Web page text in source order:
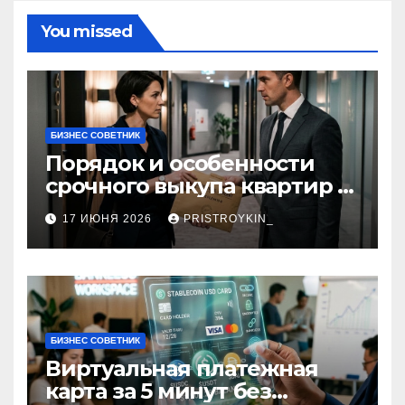
You missed
БИЗНЕС СОВЕТНИК
Порядок и особенности
срочного выкупа квартир в
срок 1–3 дня
17 ИЮНЯ 2026 PRISTROYKIN_
БИЗНЕС СОВЕТНИК
Виртуальная платежная
карта за 5 минут без